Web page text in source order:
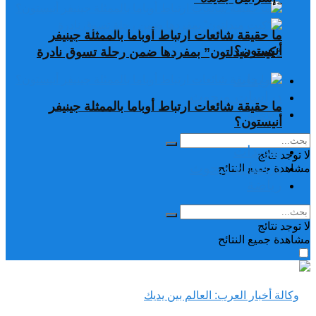
ما حقيقة شائعات ارتباط أوباما بالممثلة جينيفر
أنيستون؟
تغريدات
دراسات وبحوث
رياضة
لا توجد نتائج
مشاهدة جميع النتائح
“كيت ميدلتون” بمفردها ضمن رحلة تسوق نادرة
ما حقيقة شائعات ارتباط أوباما بالممثلة جينيفر
أنيستون؟
تغريدات
دراسات وبحوث
لا توجد نتائج
مشاهدة جميع النتائح